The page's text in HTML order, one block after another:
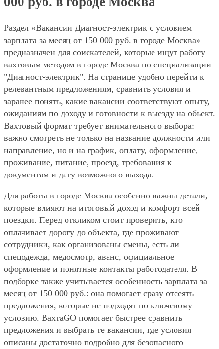
Раздел «Вакансии Диагност-электрик с условием
зарплата за месяц от 150 000 руб. в городе Москва»
предназначен для соискателей, которые ищут работу
вахтовым методом в городе Москва по специализации
"Диагност-электрик". На странице удобно перейти к
релевантным предложениям, сравнить условия и
заранее понять, какие вакансии соответствуют опыту,
ожиданиям по доходу и готовности к выезду на объект.
Вахтовый формат требует внимательного выбора:
важно смотреть не только на название должности или
направление, но и на график, оплату, оформление,
проживание, питание, проезд, требования к
документам и дату возможного выхода.
Для работы в городе Москва особенно важны детали,
которые влияют на итоговый доход и комфорт всей
поездки. Перед откликом стоит проверить, кто
оплачивает дорогу до объекта, где проживают
сотрудники, как организованы смены, есть ли
спецодежда, медосмотр, аванс, официальное
оформление и понятные контакты работодателя. В
подборке также учитывается особенность зарплата за
месяц от 150 000 руб.: она помогает сразу отсеять
предложения, которые не подходят по ключевому
условию. ВахтаGO помогает быстрее сравнить
предложения и выбрать те вакансии, где условия
описаны достаточно подробно для безопасного